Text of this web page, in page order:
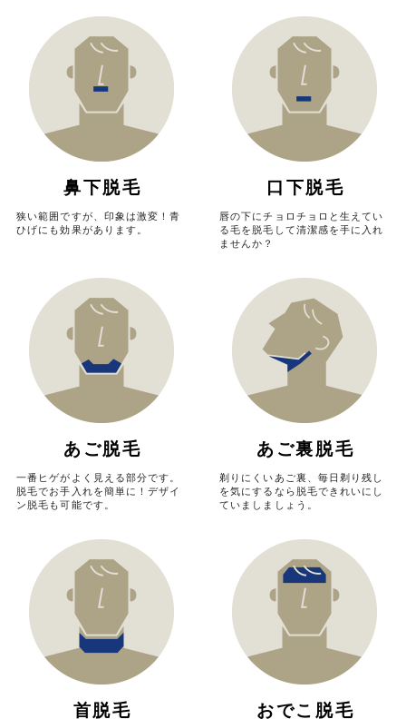
鼻下脱毛
狭い範囲ですが、印象は激変！青
ひげにも効果があります。
口下脱毛
唇の下にチョロチョロと生えてい
る毛を脱毛して清潔感を手に入れ
ませんか？
あご脱毛
一番ヒゲがよく見える部分です。
脱毛でお手入れを簡単に！デザイ
ン脱毛も可能です。
あご裏脱毛
剃りにくいあご裏、毎日剃り残し
を気にするなら脱毛できれいにし
ていましましょう。
首脱毛 おでこ脱毛